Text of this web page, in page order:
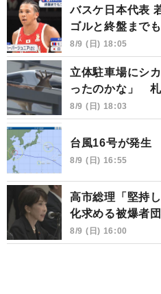
バスケ日本代表
ゴルと終盤まで
8/9 (日) 18:05
立体駐車場にシ
ったのかな」
8/9 (日) 18:03
台風16号が発生
8/9 (日) 16:55
高市総理「堅持
化求める被爆者
8/9 (日) 16:00